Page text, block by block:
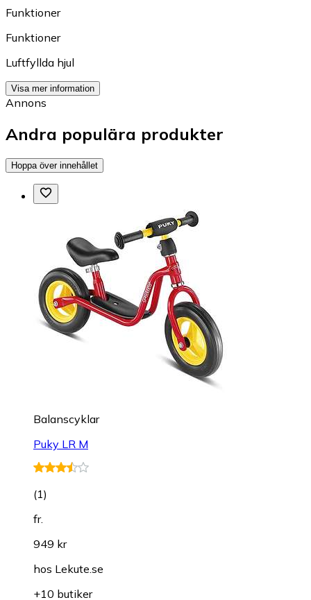
Funktioner
Funktioner
Luftfyllda hjul
Visa mer information
Annons
Andra populära produkter
Hoppa över innehållet
Balanscyklar
Puky LR M
(1)
fr.
949 kr
hos Lekute.se
+10 butiker